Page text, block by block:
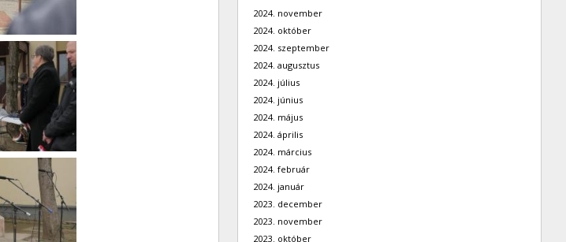
2024. november
2024. október
2024. szeptember
2024. augusztus
2024. július
2024. június
2024. május
2024. április
2024. március
2024. február
2024. január
2023. december
2023. november
2023. október